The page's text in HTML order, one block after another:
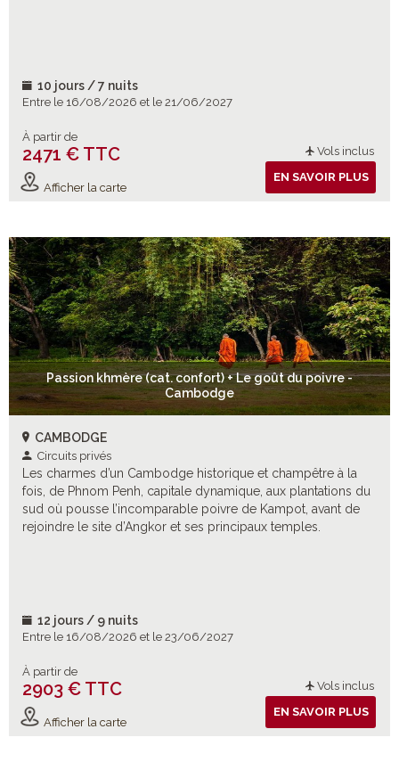
10 jours / 7 nuits
Entre le 16/08/2026 et le 21/06/2027
À partir de
2471 € TTC Vols inclus
Afficher la carte
EN SAVOIR PLUS
Passion khmère (cat. confort) + Le goût du poivre -
Cambodge
CAMBODGE
Circuits privés
Les charmes d’un Cambodge historique et champêtre à la
fois, de Phnom Penh, capitale dynamique, aux plantations du
sud où pousse l’incomparable poivre de Kampot, avant de
rejoindre le site d’Angkor et ses principaux temples.
12 jours / 9 nuits
Entre le 16/08/2026 et le 23/06/2027
À partir de
2903 € TTC Vols inclus
Afficher la carte
EN SAVOIR PLUS